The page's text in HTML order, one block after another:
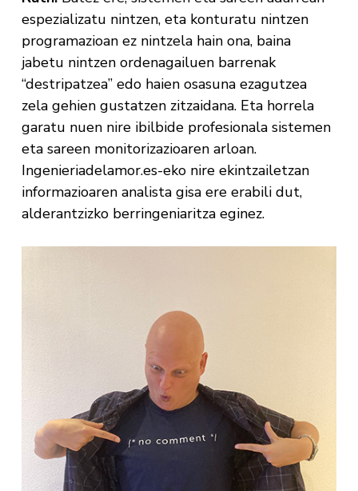
espezializatu nintzen, eta konturatu nintzen
programazioan ez nintzela hain ona, baina
jabetu nintzen ordenagailuen barrenak
“destripatzea” edo haien osasuna ezagutzea
zela gehien gustatzen zitzaidana. Eta horrela
garatu nuen nire ibilbide profesionala sistemen
eta sareen monitorizazioaren arloan.
Ingenieriadelamor.es-eko nire ekintzailetzan
informazioaren analista gisa ere erabili dut,
alderantzizko berringeniaritza eginez.